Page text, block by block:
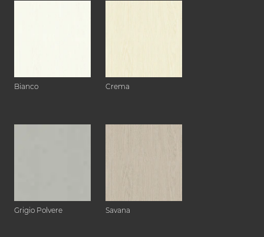
Bianco Crema
Grigio Polvere Savana